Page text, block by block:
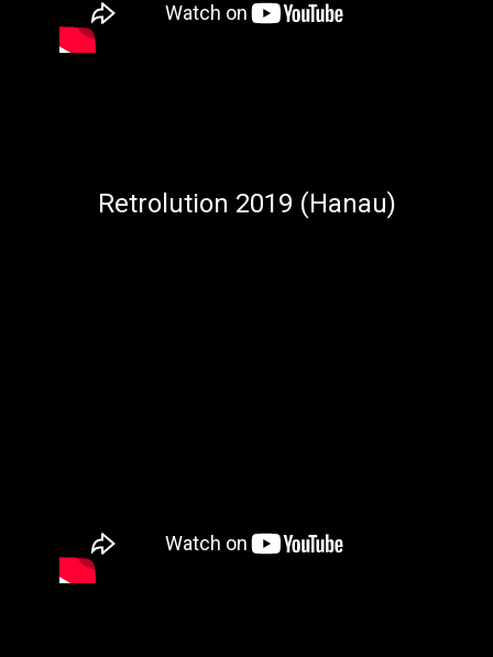
Retrolution 2019 (Hanau)